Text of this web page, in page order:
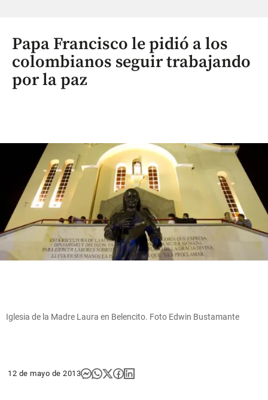
Papa Francisco le pidió a los
colombianos seguir trabajando
por la paz
Iglesia de la Madre Laura en Belencito. Foto Edwin Bustamante
12 de mayo de 2013